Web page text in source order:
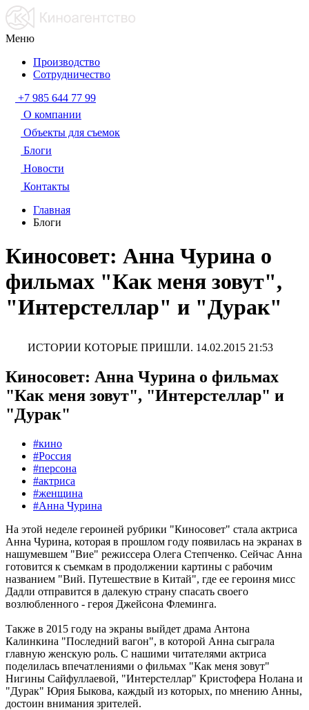
Меню
Производство
Сотрудничество
+7 985 644 77 99
О компании
Объекты для съемок
Блоги
Новости
Контакты
Главная
Блоги
Киносовет: Анна Чурина о
фильмах "Как меня зовут",
"Интерстеллар" и "Дурак"
ИСТОРИИ КОТОРЫЕ ПРИШЛИ. 14.02.2015 21:53
Киносовет: Анна Чурина о фильмах
"Как меня зовут", "Интерстеллар" и
"Дурак"
#кино
#Россия
#персона
#актриса
#женщина
#Анна Чурина
На этой неделе героиней рубрики "Киносовет" стала актриса
Анна Чурина, которая в прошлом году появилась на экранах в
нашумевшем "Вие" режиссера Олега Степченко. Сейчас Анна
готовится к съемкам в продолжении картины с рабочим
названием "Вий. Путешествие в Китай", где ее героиня мисс
Дадли отправится в далекую страну спасать своего
возлюбленного - героя Джейсона Флеминга.
Также в 2015 году на экраны выйдет драма Антона
Калинкина "Последний вагон", в которой Анна сыграла
главную женскую роль. С нашими читателями актриса
поделилась впечатлениями о фильмах "Как меня зовут"
Нигины Сайфуллаевой, "Интерстеллар" Кристофера Нолана и
"Дурак" Юрия Быкова, каждый из которых, по мнению Анны,
достоин внимания зрителей.